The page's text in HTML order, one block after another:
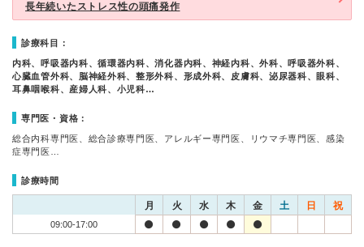
長年続いたストレス性の頭痛発作
診療科目：
内科、呼吸器内科、循環器内科、消化器内科、神経内科、外科、呼吸器外科、
心臓血管外科、脳神経外科、整形外科、形成外科、皮膚科、泌尿器科、眼科、
耳鼻咽喉科、産婦人科、小児科…
専門医・資格：
総合内科専門医、総合診療専門医、アレルギー専門医、リウマチ専門医、感染
症専門医…
診療時間
月 火 水 木 金 土 日 祝
09:00-17:00